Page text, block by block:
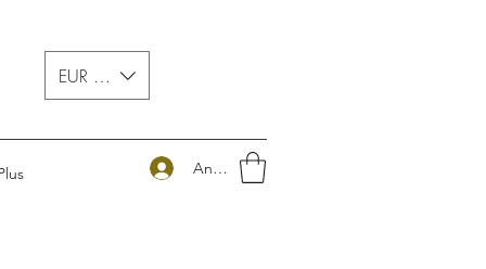
EUR (€)
Anmelden